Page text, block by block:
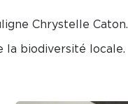
Chrystelle Caton.
la biodiversité locale.